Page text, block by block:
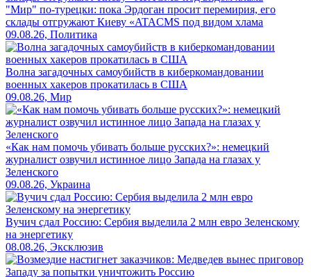
"Мир" по-турецки: пока Эрдоган просит перемирия, его
склады отгружают Киеву «ATACMS под видом хлама
09.08.26, Политика
Волна загадочных самоубийств в киберкомандовании
военных хакеров прокатилась в США
09.08.26, Мир
«Как нам помочь убивать больше русских?»: немецкий
журналист озвучил истинное лицо Запада на глазах у
Зеленского
09.08.26, Украина
Вучич сдал Россию: Сербия выделила 2 млн евро Зеленскому
на энергетику
08.08.26, Эксклюзив